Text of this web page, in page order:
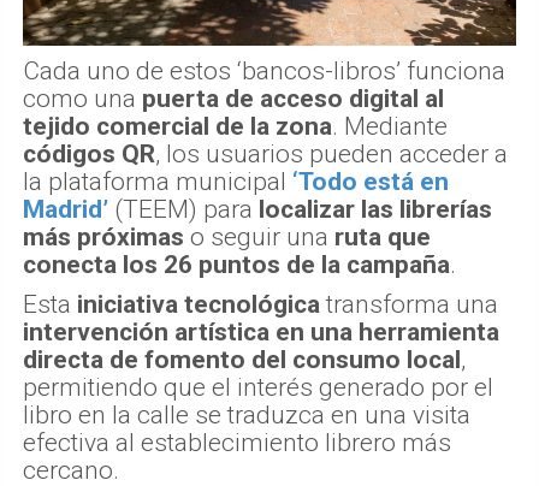
Cada uno de estos ‘bancos-libros’ funciona
como una puerta de acceso digital al
tejido comercial de la zona. Mediante
códigos QR, los usuarios pueden acceder a
la plataforma municipal ‘Todo está en
Madrid’ (TEEM) para localizar las librerías
más próximas o seguir una ruta que
conecta los 26 puntos de la campaña.
Esta iniciativa tecnológicatransforma una
intervención artística en una herramienta
directa de fomento del consumo local,
permitiendo que el interés generado por el
libro en la calle se traduzca en una visita
efectiva al establecimiento librero más
cercano.